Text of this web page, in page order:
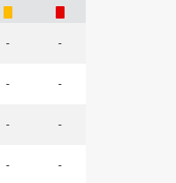
- -
- -
- -
- -